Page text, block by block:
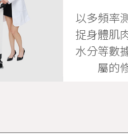
以多頻率
捉身體肌
水分等數
屬的